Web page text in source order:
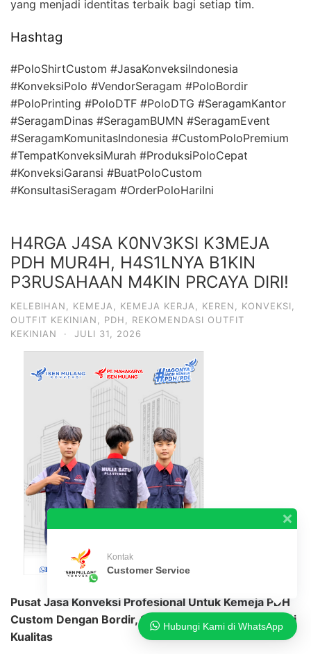
yang menjadi identitas terbaik bagi setiap tim.
Hashtag
#PoloShirtCustom #JasaKonveksiIndonesia
#KonveksiPolo #VendorSeragam #PoloBordir
#PoloPrinting #PoloDTF #PoloDTG #SeragamKantor
#SeragamDinas #SeragamBUMN #SeragamEvent
#SeragamKomunitasIndonesia #CustomPoloPremium
#TempatKonveksiMurah #ProduksiPoloCepat
#KonveksiGaransi #BuatPoloCustom
#KonsultasiSeragam #OrderPoloHariIni
H4RGA J4SA K0NV3KSI K3MEJA
PDH MUR4H, H4S1LNYA B1KIN
P3RUSAHAAN M4KIN PRCAYA DIRI!
KELEBIHAN KEMEJA KEMEJA KERJA KEREN KONVEKSI
OUTFIT KEKINIAN
PDH
REKOMENDASI OUTFIT
KEKINIAN
· JULI 31, 2026
Pusat Jasa Konveksi Profesional Untuk Kemeja PDH
Custom Dengan Bordir, Sablon, Printing, Dan Garansi
Kualitas
Kontak
Customer Service
Hubungi Kami di WhatsApp